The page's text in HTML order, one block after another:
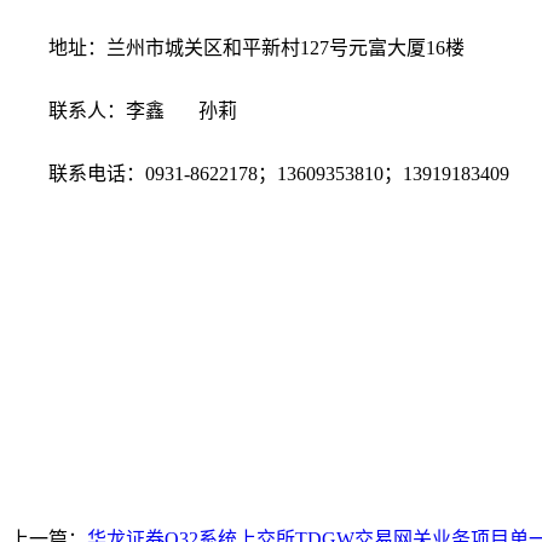
地址：兰州市城关区和平新村127号元富大厦16楼
联系人：李鑫 孙莉
联系电话： 0931-8622178；13609353810；13919183409